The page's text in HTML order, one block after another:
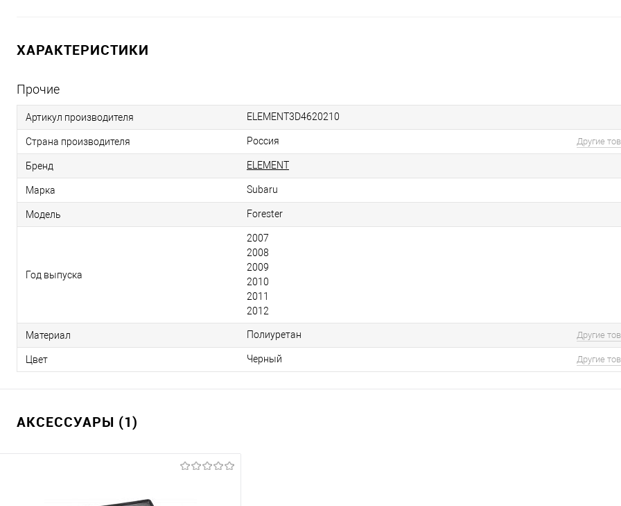
ХАРАКТЕРИСТИКИ
Прочие
Артикул производителя ELEMENT3D4620210
Страна производителя Россия Другие
Бренд ELEMENT
Марка Subaru
Модель Forester
Год выпуска
2007
2008
2009
2010
2011
2012
Материал Полиуретан Другие
Цвет Черный Другие
АКСЕССУАРЫ (1)